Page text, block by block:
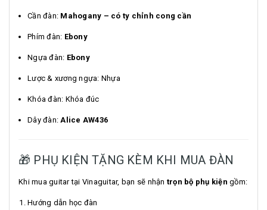
Cần đàn: Mahogany – có ty chỉnh cong cần
Phím đàn: Ebony
Ngựa đàn: Ebony
Lược & xương ngựa: Nhựa
Khóa đàn: Khóa đúc
Dây đàn: Alice AW436
🎁 PHỤ KIỆN TẶNG KÈM KHI MUA ĐÀN
Khi mua guitar tại Vinaguitar, bạn sẽ nhận trọn bộ phụ kiện gồm:
Hướng dẫn học đàn